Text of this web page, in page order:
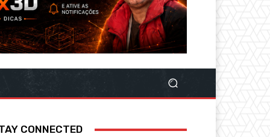
CONNECTED